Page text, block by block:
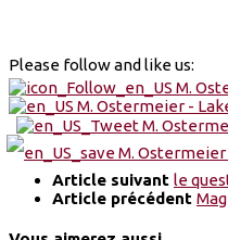
Please follow and like us:
Article suivant le
Article précédent